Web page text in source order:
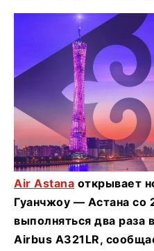
Air Astana открывает
Гуанчжоу — Астана со
выполняться два раза
Airbus A321LR,